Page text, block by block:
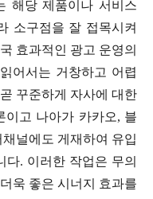
해당 제품이나 서비스
소구점을 잘 접목시켜
효과적인 광고 운영의
어서는 거창하고 어렵
꾸준하게 자사에 대한
이고 나아가 카카오, 블
널에도 게재하여 유입
다. 이러한 작업은 무의
욱 좋은 시너지 효과를